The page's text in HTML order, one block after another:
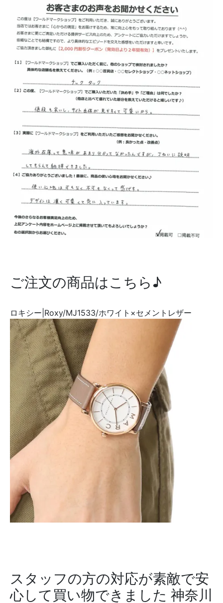
ご注文の商品はこちら♪
ロキシー|Roxy/MJ1533/ホワイト×セメントレザー
スタッフの方の対応が素敵で安
心して買い物できました 神奈川